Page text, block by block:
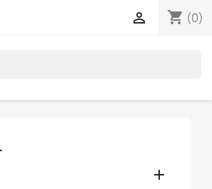
shopping_cart (0)

